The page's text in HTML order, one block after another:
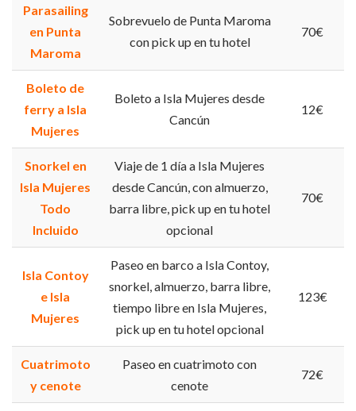
Parasailing
en Punta
Maroma
Sobrevuelo de Punta Maroma
con pick up en tu hotel
70€
Boleto de
ferry a Isla
Mujeres
Boleto a Isla Mujeres desde
Cancún
12€
Snorkel en
Isla Mujeres
Todo
Incluido
Viaje de 1 día a Isla Mujeres
desde Cancún, con almuerzo,
barra libre, pick up en tu hotel
opcional
70€
Isla Contoy
e Isla
Mujeres
Paseo en barco a Isla Contoy,
snorkel, almuerzo, barra libre,
tiempo libre en Isla Mujeres,
pick up en tu hotel opcional
123€
Cuatrimoto
y cenote
Paseo en cuatrimoto con
cenote
72€